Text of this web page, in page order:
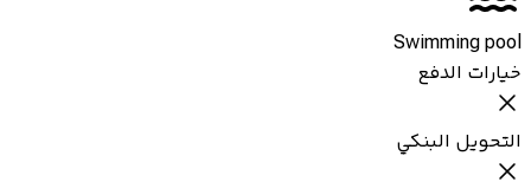
Swimming pool
خيارات الدفع
التحويل البنكي